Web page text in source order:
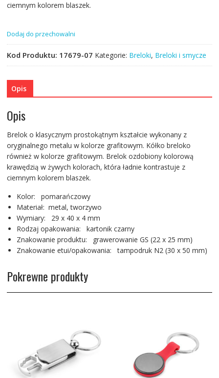
ciemnym kolorem blaszek.
Dodaj do przechowalni
Kod Produktu: 17679-07 Kategorie: Breloki, Breloki i smycze
Opis
Opis
Brelok o klasycznym prostokątnym kształcie wykonany z
oryginalnego metalu w kolorze grafitowym. Kółko breloko
również w kolorze grafitowym. Brelok ozdobiony kolorową
krawędzią w żywych kolorach, która ładnie kontrastuje z
ciemnym kolorem blaszek.
Kolor: pomarańczowy
Materiał: metal, tworzywo
Wymiary: 29 x 40 x 4 mm
Rodzaj opakowania: kartonik czarny
Znakowanie produktu: grawerowanie GS (22 x 25 mm)
Znakowanie etui/opakowania: tampodruk N2 (30 x 50 mm)
Pokrewne produkty